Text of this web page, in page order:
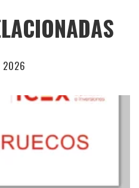
2026